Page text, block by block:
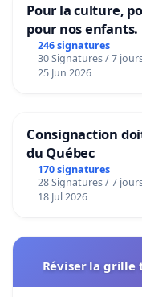
Pour la culture,
pour nos enfants.
246 signatures
30 Signatures / 7
25 Jun 2026
Consignaction
du Québec
170 signatures
28 Signatures / 7
18 Jul 2026
Réviser la grille